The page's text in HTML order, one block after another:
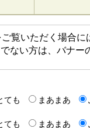
覧いただく場合に
でない方は、バナ
ても まあまあ
ても まあまあ